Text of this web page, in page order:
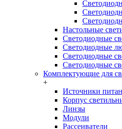
Настольные
Светодиодные
Светодиодные
Светодиодные
Светодиодные
Комплектующие для
+
Источники
Корпус
Линзы
Модули
Рассеиватели